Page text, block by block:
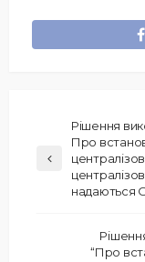
Рішення
Про
надаються
“Про